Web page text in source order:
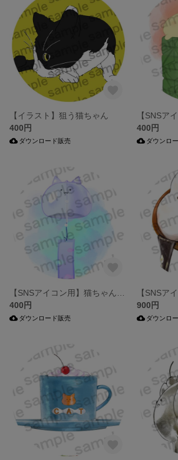
【イラスト】狙う猫ちゃん
400円
ダウンロード販売
400円
ダウンロ
400円
ダウンロード販売
900円
ダウンロ